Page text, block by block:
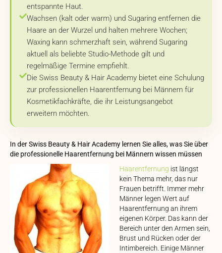
entspannte Haut.
Wachsen (kalt oder warm) und Sugaring entfernen die
Haare an der Wurzel und halten mehrere Wochen;
Waxing kann schmerzhaft sein, während Sugaring
aktuell als beliebte Studio-Methode gilt und
regelmäßige Termine empfiehlt.
Die Swiss Beauty & Hair Academy bietet eine Schulung
zur professionellen Haarentfernung bei Männern für
Kosmetikfachkräfte, die ihr Leistungsangebot
erweitern möchten.
In der Swiss Beauty & Hair Academy lernen Sie alles, was Sie über
die professionelle Haarentfernung bei Männern wissen müssen
Haarentfernung ist längst
kein Thema mehr, das nur
Frauen betrifft. Immer mehr
Männer legen Wert auf
Haarentfernung an ihrem
eigenen Körper. Das kann der
Bereich unter den Armen sein,
Brust und Rücken oder der
Intimbereich. Einige Männer